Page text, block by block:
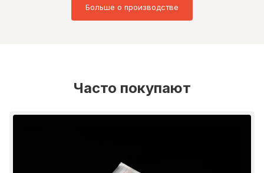
Больше о производстве
Часто покупают